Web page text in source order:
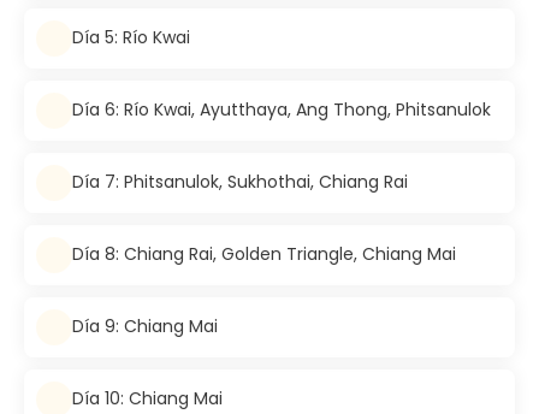
Día 5: Río Kwai
Día 6: Río Kwai, Ayutthaya, Ang Thong, Phitsanulok
Día 7: Phitsanulok, Sukhothai, Chiang Rai
Día 8: Chiang Rai, Golden Triangle, Chiang Mai
Día 9: Chiang Mai
Día 10: Chiang Mai